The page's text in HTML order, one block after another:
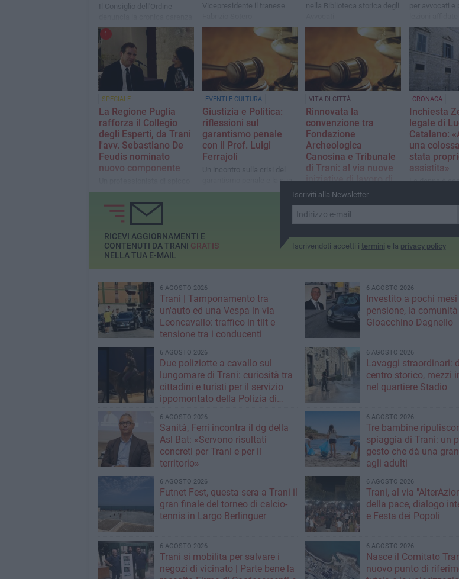
Il Consiglio dell'Ordine
di personale e chiede
interventi urgenti al
Ministero
Vicepresidente il tranese
nella Biblioteca storica degli
per avvocati e
docenti e
Iscrizioni già
1
SPECIALE
La Regione Puglia
rafforza il Collegio
degli Esperti, da Trani
l'avv. Sebastiano De
Feudis nominato
nuovo componente
per contratti pubblici e
responsabilità sanitaria, a
supporto delle decisioni
presidenziali
EVENTI E CULTURA
Giustizia e Politica:
riflessioni sul
garantismo penale
con il Prof. Luigi
Ferrajoli
Un incontro sulla crisi del
garantismo penale e la sua
rifondazione, con la
Gianluca Ruggiero
VITA DI CITTÀ
Rinnovata la
convenzione tra
Fondazione
Archeologica
Canosina e Tribunale
di Trani: al via nuove
iniziative di lavoro di
pubblica utilità
Il 14 febbraio, conferenza
stampa per illustrare i
risultati e le novità
dell'accordo che permette
l'integrazione sociale degli
CRONACA
Inchiesta
legale di
Catalano:
una
stata
assistita»
La donna è
Iscriviti alla Newsletter
Iscrivendoti accetti i termini e la privacy policy
RICEVI AGGIORNAMENTI E
CONTENUTI DA TRANI GRATIS
NELLA TUA E-MAIL
6 AGOSTO 2026
Trani | Tamponamento tra
un'auto ed una Vespa in via
Leoncavallo: traffico in tilt e
tensione tra i conducenti
6 AGOSTO 2026
Investito a pochi
pensione, la
Gioacchino Dagnello
6 AGOSTO 2026
Due poliziotte a cavallo sul
lungomare di Trani: curiosità tra
cittadini e turisti per il servizio
ippomontato della Polizia di
6 AGOSTO 2026
Lavaggi straordinari:
centro storico, mezzi
nel quartiere Stadio
6 AGOSTO 2026
Sanità, Ferri incontra il dg della
Asl Bat: «Servono risultati
concreti per Trani e per il
territorio»
6 AGOSTO 2026
Tre bambine
spiaggia di Trani: un
gesto che dà una
agli adulti
6 AGOSTO 2026
Futnet Fest, questa sera a Trani il
gran finale del torneo di calcio-
tennis in Largo Berlinguer
6 AGOSTO 2026
Trani, al via
della pace, dialogo
e Festa dei Popoli
6 AGOSTO 2026
Trani si mobilita per salvare i
negozi di vicinato | Parte bene la
6 AGOSTO 2026
Nasce il Comitato
nuovo punto di